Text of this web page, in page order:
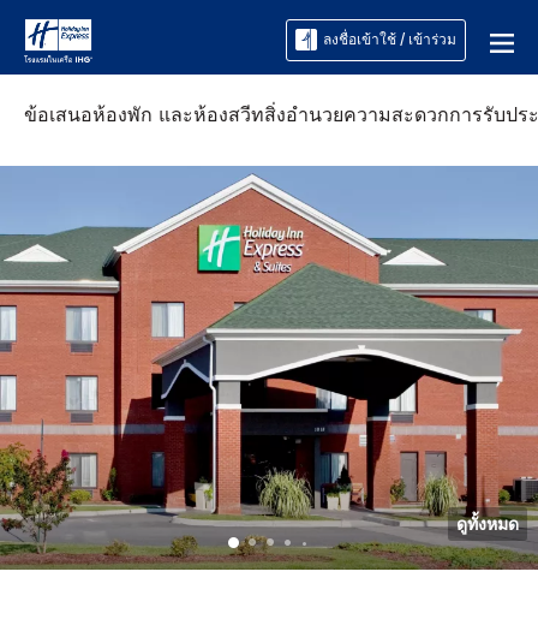
ลงชื่อเข้าใช้ / เข้าร่วม
ข้อเสนอห้องพัก และห้องสวีทสิ่งอำนวยความสะดวกการรับปร
ดูทั้งหมด